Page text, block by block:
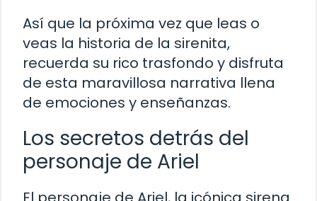
Así que la próxima vez que leas o
veas la historia de la sirenita,
recuerda su rico trasfondo y disfruta
de esta maravillosa narrativa llena
de emociones y enseñanzas.
Los secretos detrás del
personaje de Ariel